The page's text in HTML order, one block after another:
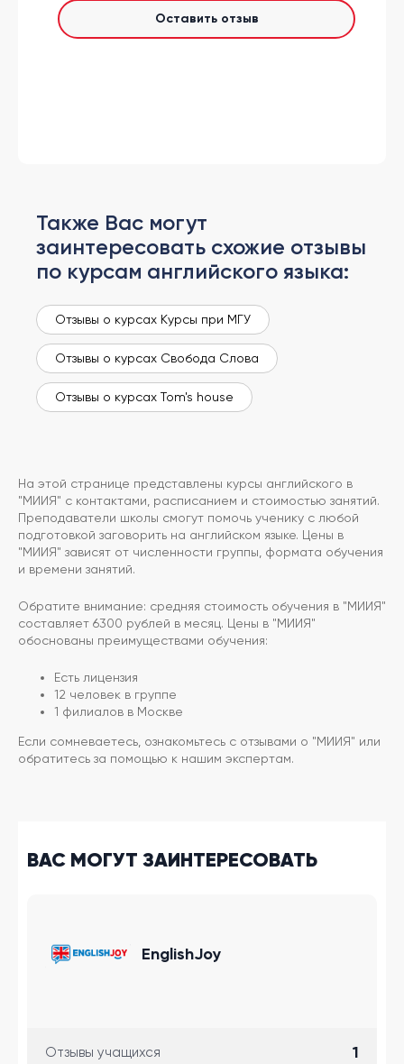
На этой странице представлены курсы английского в
"МИИЯ" с контактами, расписанием и стоимостью занятий.
Преподаватели школы смогут помочь ученику с любой
подготовкой заговорить на английском языке. Цены в
"МИИЯ" зависят от численности группы, формата обучения
и времени занятий.
Обратите внимание: средняя стоимость обучения в "МИИЯ"
составляет 6300 рублей в месяц. Цены в "МИИЯ"
обоснованы преимуществами обучения:
Есть лицензия
12 человек в группе
1 филиалов в Москве
Если сомневаетесь, ознакомьтесь с отзывами о "МИИЯ" или
обратитесь за помощью к нашим экспертам.
Оставить отзыв
Также Вас могут
заинтересовать схожие отзывы
по курсам английского языка:
Отзывы о курсах Курсы при МГУ
Отзывы о курсах Свобода Слова
Отзывы о курсах Tom's house
ВАС МОГУТ ЗАИНТЕРЕСОВАТЬ
EnglishJoy
Отзывы учащихся 1